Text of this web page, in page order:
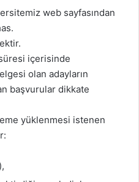
web sayfasından
içerisinde
olan adayların
başvurular dikkate
yüklenmesi istenen